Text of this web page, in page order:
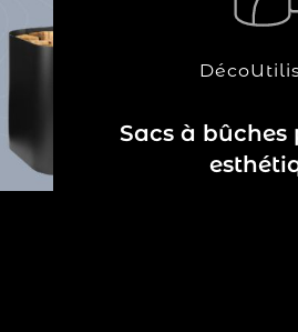
Déco
Sacs à bûches
transport et de
? Le sac à bûches